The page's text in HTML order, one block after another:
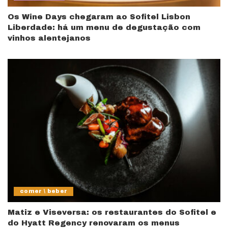
Os Wine Days chegaram ao Sofitel Lisbon
Liberdade: há um menu de degustação com
vinhos alentejanos
comer \ beber
Matiz e Viseversa: os restaurantes do Sofitel e
do Hyatt Regency renovaram os menus